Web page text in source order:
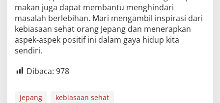
makan juga dapat membantu menghindari
masalah berlebihan. Mari mengambil inspirasi dari
kebiasaan sehat orang Jepang dan menerapkan
aspek-aspek positif ini dalam gaya hidup kita
sendiri.
Dibaca: 978
jepang kebiasaan sehat